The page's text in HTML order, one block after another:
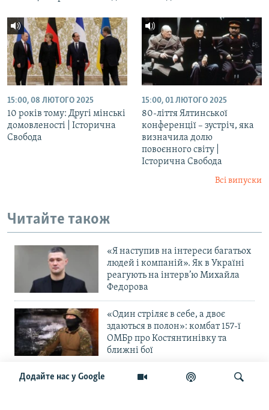
Додайте нас у Google
15:00, 08 ЛЮТОГО 2025
10 років тому: Другі мінські
домовленості | Історична
Свобода
15:00, 01 ЛЮТОГО 2025
80-ліття Ялтинської
конференції – зустріч, яка
визначила долю
повоєнного світу |
Історична Свобода
Всі випуски
Читайте також
«Я наступив на інтереси багатьох
людей і компаній». Як в Україні
реагують на інтерв’ю Михайла
Федорова
«Один стріляє в себе, а двоє
здаються в полон»: комбат 157-ї
ОМБр про Костянтинівку та
ближні бої
«Повільне прогризання». Армія